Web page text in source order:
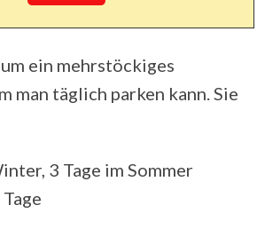
ein mehrstöckiges
man täglich parken kann. Sie
3 Tage im Sommer